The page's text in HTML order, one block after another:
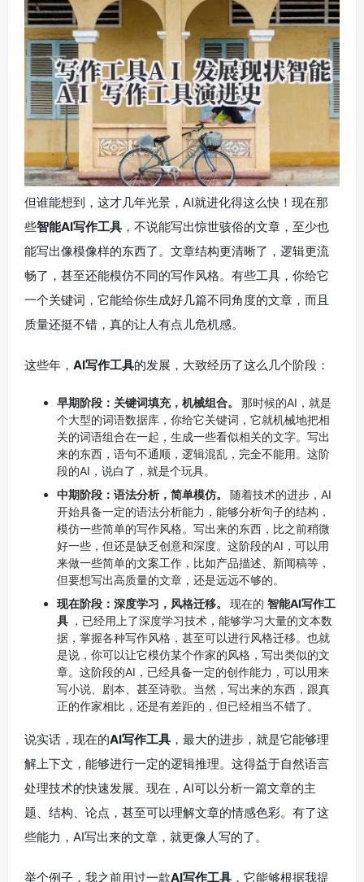
但谁能想到，这才几年光景，AI就进化得这么快！现在那
些智能AI写作工具 ，不说能写出惊世骇俗的文章，至少也
能写出像模像样的东西了。文章结构更清晰了，逻辑更流
畅了，甚至还能模仿不同的写作风格。有些工具，你给它
一个关键词，它能给你生成好几篇不同角度的文章，而且
质量还挺不错，真的让人有点儿危机感。
这些年， AI写作工具的发展，大致经历了这么几个阶段：
早期阶段：关键词填充，机械组合。 那时候的AI，就是
个大型的词语数据库，你给它关键词，它就机械地把相
关的词语组合在一起，生成一些看似相关的文字。写出
来的东西，语句不通顺，逻辑混乱，完全不能用。这阶
段的AI，说白了，就是个玩具。
中期阶段：语法分析，简单模仿。 随着技术的进步，AI
开始具备一定的语法分析能力，能够分析句子的结构，
模仿一些简单的写作风格。写出来的东西，比之前稍微
好一些，但还是缺乏创意和深度。这阶段的AI，可以用
来做一些简单的文案工作，比如产品描述、新闻稿等，
但要想写出高质量的文章，还是远远不够的。
现在阶段：深度学习，风格迁移。 现在的 智能AI写作工
具 ，已经用上了深度学习技术，能够学习大量的文本数
据，掌握各种写作风格，甚至可以进行风格迁移。也就
是说，你可以让它模仿某个作家的风格，写出类似的文
章。这阶段的AI，已经具备一定的创作能力，可以用来
写小说、剧本、甚至诗歌。当然，写出来的东西，跟真
正的作家相比，还是有差距的，但已经相当不错了。
说实话，现在的AI写作工具 ，最大的进步，就是它能够理
解上下文，能够进行一定的逻辑推理。这得益于自然语言
处理技术的快速发展。现在，AI可以分析一篇文章的主
题、结构、论点，甚至可以理解文章的情感色彩。有了这
些能力，AI写出来的文章，就更像人写的了。
举个例子，我之前用过一款AI写作工具 ，它能够根据我提